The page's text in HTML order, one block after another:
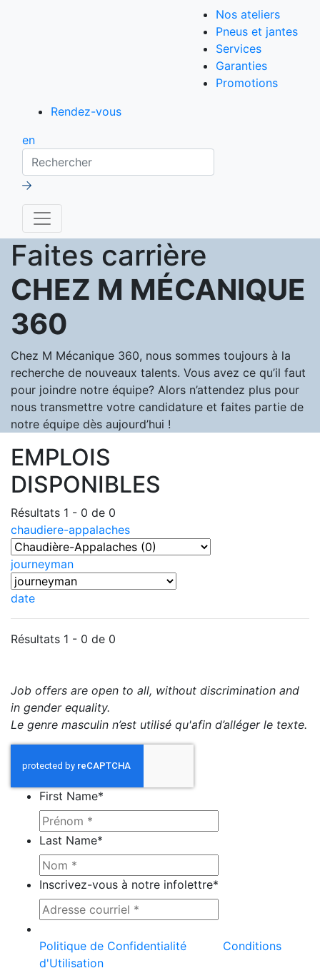
Nos ateliers
Pneus et jantes
Services
Garanties
Promotions
Rendez-vous
en
Rechercher
Faites carrière
CHEZ M MÉCANIQUE
360
Chez M Mécanique 360, nous sommes toujours à la
recherche de nouveaux talents. Vous avez ce qu’il faut
pour joindre notre équipe? Alors n’attendez plus pour
nous transmettre votre candidature et faites partie de
notre équipe dès aujourd’hui !
EMPLOIS
DISPONIBLES
Résultats 1 - 0 de 0
chaudiere-appalaches
journeyman
date
Résultats 1 - 0 de 0
Job offers are open to all, without discrimination and
in gender equality.
Le genre masculin n’est utilisé qu'afin d’alléger le texte.
First Name*
Last Name*
Inscrivez-vous à notre infolettre*
Politique de Confidentialité
Conditions
d'Utilisation